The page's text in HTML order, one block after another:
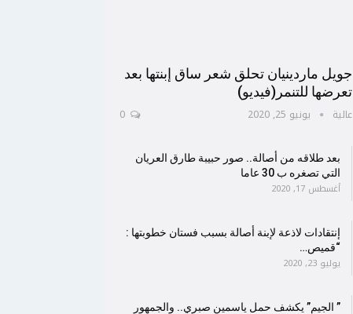
جويل ماردينيان تحلق شعر ساق إبنتها بعد
تعرضها للتنمر(فيديو)
عالية يونيو 25, 2020
بعد طلاقه من أصالة.. صور حبيبة طارق العريان
التي تصغره ب 30 عاما
أغسطس 17, 2020
إنتقادات لاذعة لإبنة أصالة بسبب فستان خطوبتها :
“قميص…
يوليو 23, 2020
” الجيم” يكشف حمل ياسمين صبري.. والجمهور